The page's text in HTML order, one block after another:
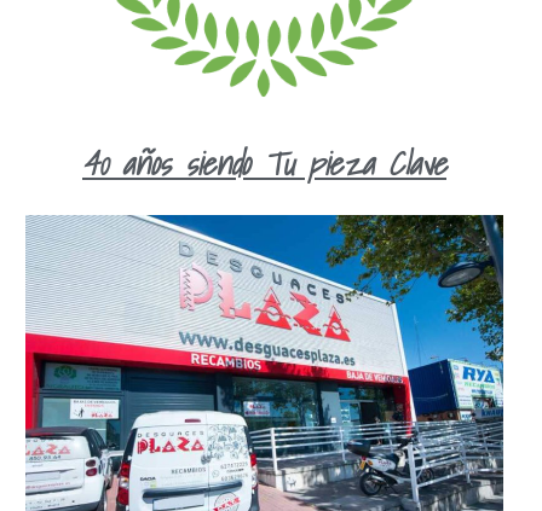
40 años siendo Tu pieza Clave